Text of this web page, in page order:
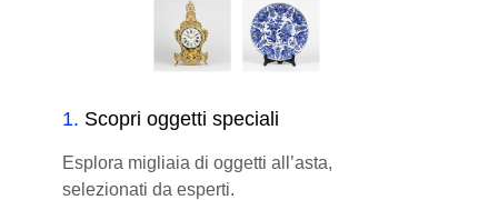
1. Scopri oggetti speciali
Esplora migliaia di oggetti all’asta,
selezionati da esperti.